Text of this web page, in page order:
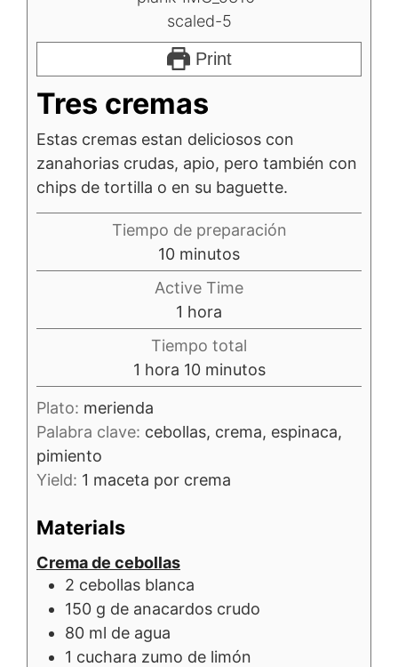
Print
Tres cremas
Estas cremas estan deliciosos con
zanahorias crudas, apio, pero también con
chips de tortilla o en su baguette.
Tiempo de preparación
10 minutos
Active Time
1 hora
Tiempo total
1 hora 10 minutos
Plato: merienda
Palabra clave: cebollas, crema, espinaca,
pimiento
Yield: 1 maceta por crema
Materials
Crema de cebollas
2 cebollas blanca
150 g de anacardos crudo
80 ml de agua
1 cuchara zumo de limón